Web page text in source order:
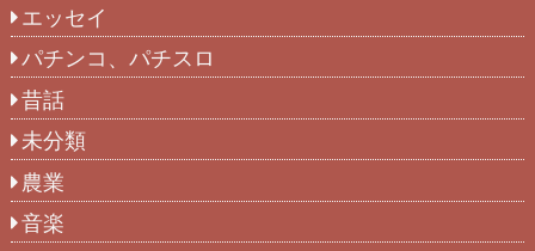
エッセイ
パチンコ、パチスロ
昔話
未分類
農業
音楽